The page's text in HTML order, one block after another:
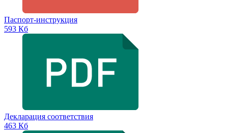
Паспорт-инструкция
593 Кб
Декларация соответствия
463 Кб